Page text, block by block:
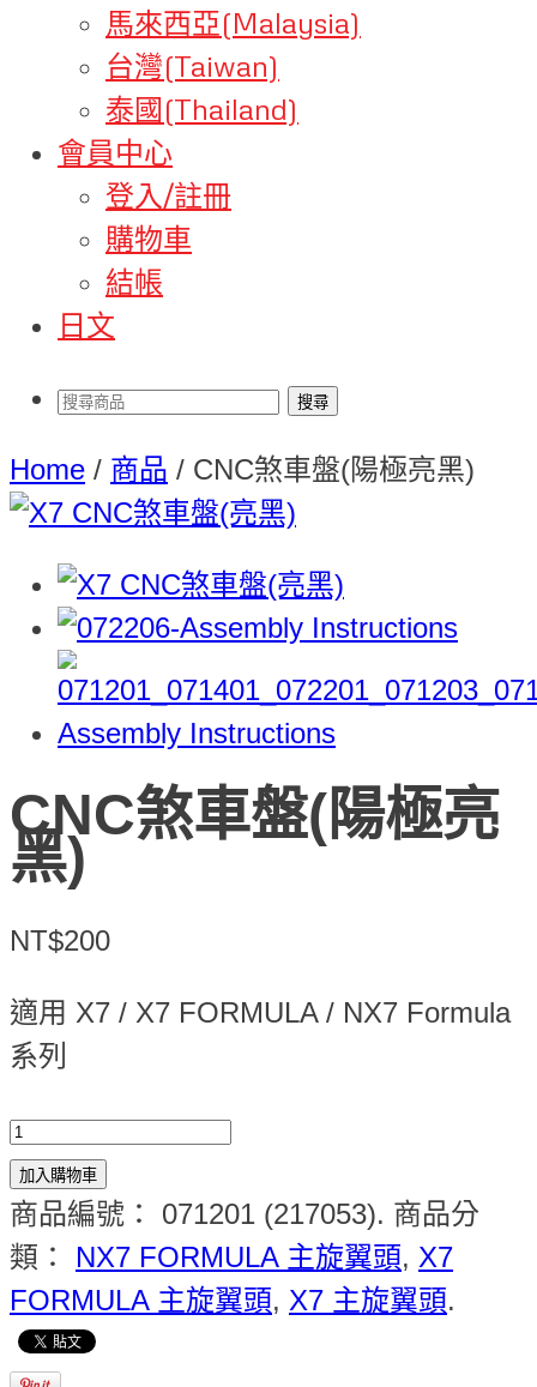
馬來西亞(Malaysia)
台灣(Taiwan)
泰國(Thailand)
會員中心
登入/註冊
購物車
結帳
日文
Home / 商品 / CNC煞車盤(陽極亮黑)
CNC煞車盤(陽極亮
黑)
NT$200
適用 X7 / X7 FORMULA / NX7 Formula
系列
加入購物車
商品編號： 071201 (217053). 商品分
類： NX7 FORMULA 主旋翼頭, X7
FORMULA 主旋翼頭, X7 主旋翼頭.